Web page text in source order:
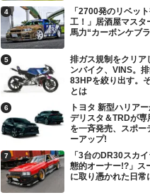
「2700発のリベッ
工！」居酒屋マスタ
馬力“カーボンケブ
排ガス規制をクリア
ンバイク、VINS。
83HPを絞り出す。
とは
トヨタ 新型ハリア
デリスタ＆TRDが
を一斉発売、スポー
ーアップ!
「3台のDR30スカ
態的オーナー!?」ス
に取り憑かれた日常